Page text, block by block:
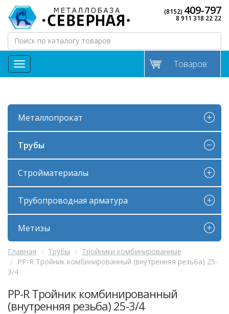
(8152) 409-797
8 911 318 22 22
МЕНЮ Товаров:
Металлопрокат
Трубы
Стройматериалы
Трубопроводная арматура
Метизы
Главная Трубы
Тройники комбинированные
PP-R Тройник комбинированный (внутренняя резьба) 25-
3/4
PP-R Тройник комбинированный
(внутренняя резьба) 25-3/4